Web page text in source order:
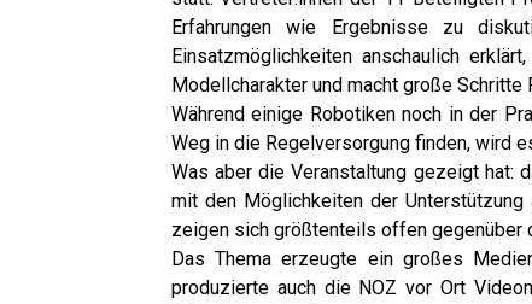
Erfahrungen wie
Ergebnisse zu
Einsatzmöglichkeiten anschaulich
Modellcharakter und macht große Schritte
Während einige Robotiken noch in der
Weg in die Regelversorgung finden, wird
Was aber dieVeranstaltung gezeigt hat:
mit den Möglichkeiten der
zeigen sich größtenteils offen gegenüber
Das Thema erzeugte ein großes
produzierte auch die NOZ vor Ort